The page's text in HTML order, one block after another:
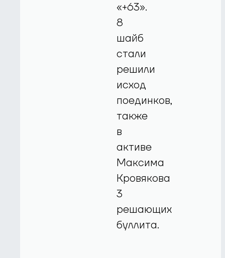
«+63».
8
шайб
стали
решили
исход
поединков,
также
в
активе
Максима
Кровякова
3
решающих
буллита.